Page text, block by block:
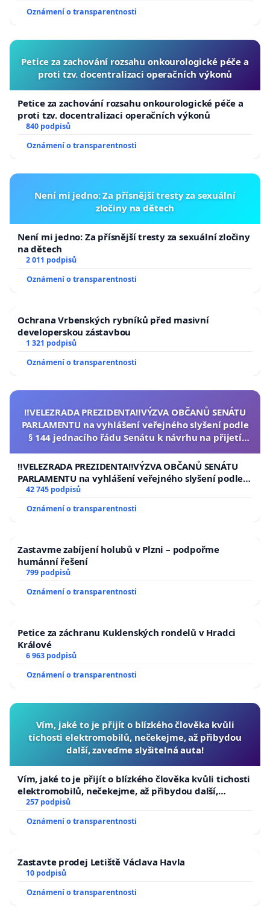
Oznámení o transparentnosti
Petice za zachování rozsahu onkourologické péče a
proti tzv. docentralizaci operačních výkonů
Petice za zachování rozsahu onkourologické péče a
proti tzv. docentralizaci operačních výkonů
840 podpisů
Oznámení o transparentnosti
Není mi jedno: Za přísnější tresty za sexuální
zločiny na dětech
Není mi jedno: Za přísnější tresty za sexuální zločiny
na dětech
2 011 podpisů
Oznámení o transparentnosti
Ochrana Vrbenských rybníků před masivní
developerskou zástavbou
1 321 podpisů
Oznámení o transparentnosti
‼️VELEZRADA PREZIDENTA‼️VÝZVA OBČANŮ SENÁTU
PARLAMENTU na vyhlášení veřejného slyšení podle
§ 144 jednacího řádu Senátu k návrhu na přijetí
republiky
‼️VELEZRADA PREZIDENTA‼️VÝZVA OBČANŮ SENÁTU
PARLAMENTU na vyhlášení veřejného slyšení podle §
144 jednacího řádu Senátu k návrhu na přijetí
republiky
42 745 podpisů
Oznámení o transparentnosti
Zastavme zabíjení holubů v Plzni – podpořme
humánní řešení
799 podpisů
Oznámení o transparentnosti
Petice za záchranu Kuklenských rondelů v Hradci
Králové
6 963 podpisů
Oznámení o transparentnosti
Vím, jaké to je přijít o blízkého člověka kvůli
tichosti elektromobilů, nečekejme, až přibydou
další, zaveďme slyšitelná auta!
Vím, jaké to je přijít o blízkého člověka kvůli tichosti
elektromobilů, nečekejme, až přibydou další,
zaveďme slyšitelná auta!
257 podpisů
Oznámení o transparentnosti
Zastavte prodej Letiště Václava Havla
10 podpisů
Oznámení o transparentnosti